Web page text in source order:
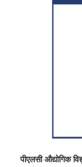
पीएलसी औद्योगिक